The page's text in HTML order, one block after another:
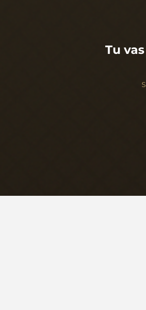
Tu